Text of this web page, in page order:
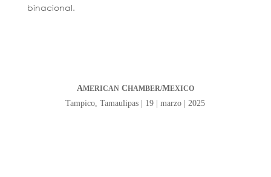
binacional.
AMERICANCHAMBER/MEXICO
Tampico, Tamaulipas | 19 | marzo | 2025